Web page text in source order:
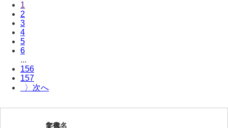
1
2
3
4
5
6
...
156
157
〉
1
文書名
年代